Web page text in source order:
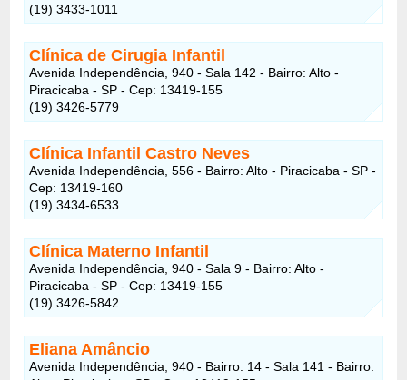
(19) 3433-1011
Clínica de Cirugia Infantil
Avenida Independência, 940 - Sala 142 - Bairro: Alto -
Piracicaba - SP - Cep: 13419-155
(19) 3426-5779
Clínica Infantil Castro Neves
Avenida Independência, 556 - Bairro: Alto - Piracicaba - SP -
Cep: 13419-160
(19) 3434-6533
Clínica Materno Infantil
Avenida Independência, 940 - Sala 9 - Bairro: Alto -
Piracicaba - SP - Cep: 13419-155
(19) 3426-5842
Eliana Amâncio
Avenida Independência, 940 - Bairro: 14 - Sala 141 - Bairro: